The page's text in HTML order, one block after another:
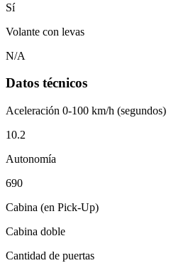
Sí
Volante con levas
N/A
Datos técnicos
Aceleración 0-100 km/h (segundos)
10.2
Autonomía
690
Cabina (en Pick-Up)
Cabina doble
Cantidad de puertas